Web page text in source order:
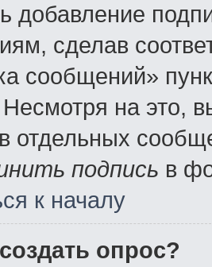
добавление
сделав
сообщений»
на это,
отдельных
подпись в
к началу
опрос?